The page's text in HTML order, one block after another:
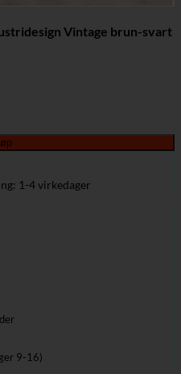
Vintage brun-svart
Vintage brun-svart
1-4 virkedager
9-16)